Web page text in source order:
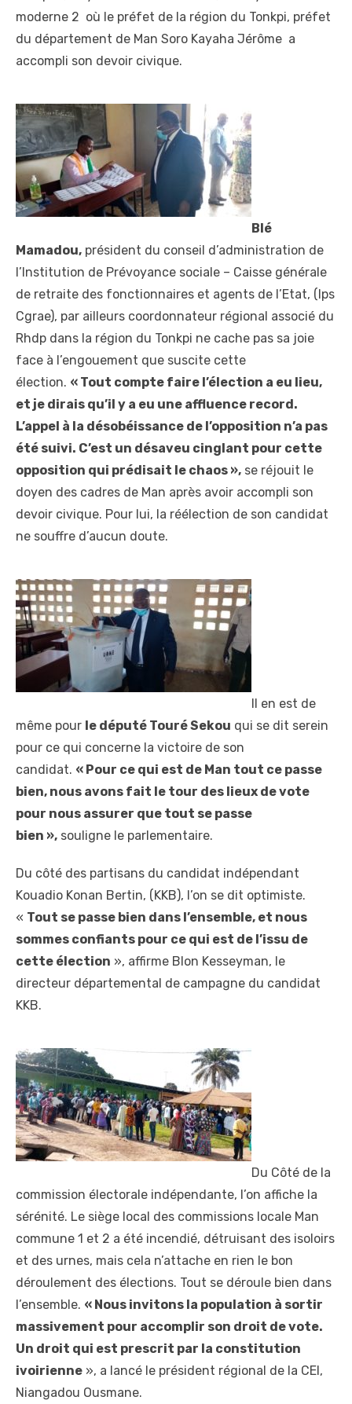
moderne 2 où le préfet de la région du Tonkpi, préfet
du département de Man Soro Kayaha Jérôme a
accompli son devoir civique.
Blé
Mamadou, président du conseil d’administration de
l’Institution de Prévoyance sociale – Caisse générale
de retraite des fonctionnaires et agents de l’Etat, (Ips
Cgrae), par ailleurs coordonnateur régional associé du
Rhdp dans la région du Tonkpi ne cache pas sa joie
face à l’engouement que suscite cette
élection. « Tout compte faire l’élection a eu lieu,
et je dirais qu’il y a eu une affluence record.
L’appel à la désobéissance de l’opposition n’a pas
été suivi. C’est un désaveu cinglant pour cette
opposition qui prédisait le chaos », se réjouit le
doyen des cadres de Man après avoir accompli son
devoir civique. Pour lui, la réélection de son candidat
ne souffre d’aucun doute.
Il en est de
même pour le député Touré Sekou qui se dit serein
pour ce qui concerne la victoire de son
candidat. « Pour ce qui est de Man tout ce passe
bien, nous avons fait le tour des lieux de vote
pour nous assurer que tout se passe
bien », souligne le parlementaire.
Du côté des partisans du candidat indépendant
Kouadio Konan Bertin, (KKB), l’on se dit optimiste.
« Tout se passe bien dans l’ensemble, et nous
sommes confiants pour ce qui est de l’issu de
cette élection », affirme Blon Kesseyman, le
directeur départemental de campagne du candidat
KKB.
Du Côté de la
commission électorale indépendante, l’on affiche la
sérénité. Le siège local des commissions locale Man
commune 1 et 2 a été incendié, détruisant des isoloirs
et des urnes, mais cela n’attache en rien le bon
déroulement des élections. Tout se déroule bien dans
l’ensemble. « Nous invitons la population à sortir
massivement pour accomplir son droit de vote.
Un droit qui est prescrit par la constitution
ivoirienne », a lancé le président régional de la CEI,
Niangadou Ousmane.